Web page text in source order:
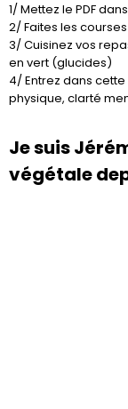
1/ Mettez le PDF
2/ Faites les courses
3/ Cuisinez vos
en vert (glucides)
4/ Entrez dans
physique, clarté
Je suis
végétale